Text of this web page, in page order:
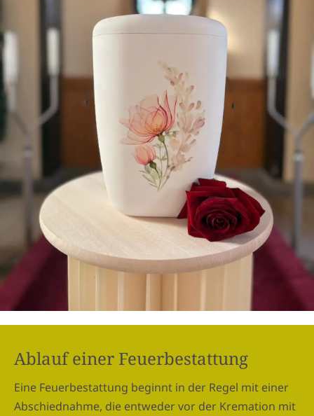
Ablauf einer Feuerbestattung
Eine Feuerbestattung beginnt in der Regel mit einer
Abschiednahme, die entweder vor der Kremation mit